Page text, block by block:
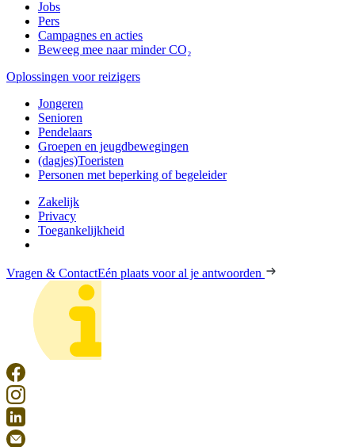
Jobs
Pers
Campagnes en acties
Beweeg mee naar minder CO₂
Oplossingen voor reizigers
Jongeren
Senioren
Pendelaars
Groepen en jeugdbewegingen
(dagjes)Toeristen
Personen met beperking of begeleider
Zakelijk
Privacy
Toegankelijkheid
Vragen & ContactEén plaats voor al je antwoorden